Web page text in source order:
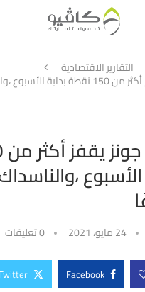
التقارير الاقتصادية
مؤشر الداو جونز يقفز أكثر من 150 نقطة
24 مايو، 2021 0 تعليقات
Facebook